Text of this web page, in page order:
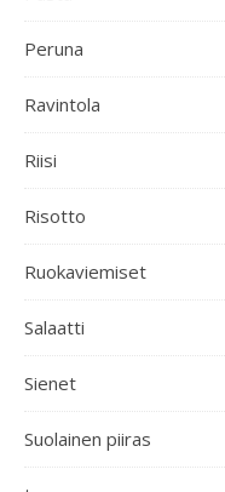
Peruna
Ravintola
Riisi
Risotto
Ruokaviemiset
Salaatti
Sienet
Suolainen piiras